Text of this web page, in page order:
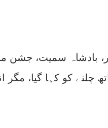
بادشاہ سمیت، جشن
چلنے کو کہا گیا، مگر